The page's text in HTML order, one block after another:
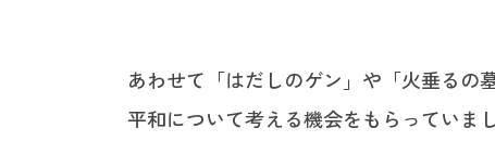
あわせて「はだしのゲン」や「火垂るの
平和について考える機会をもらっていまし